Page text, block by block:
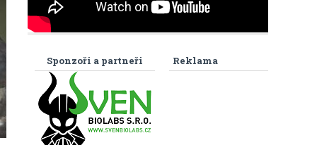
Reklama
Sponzoři a partneři